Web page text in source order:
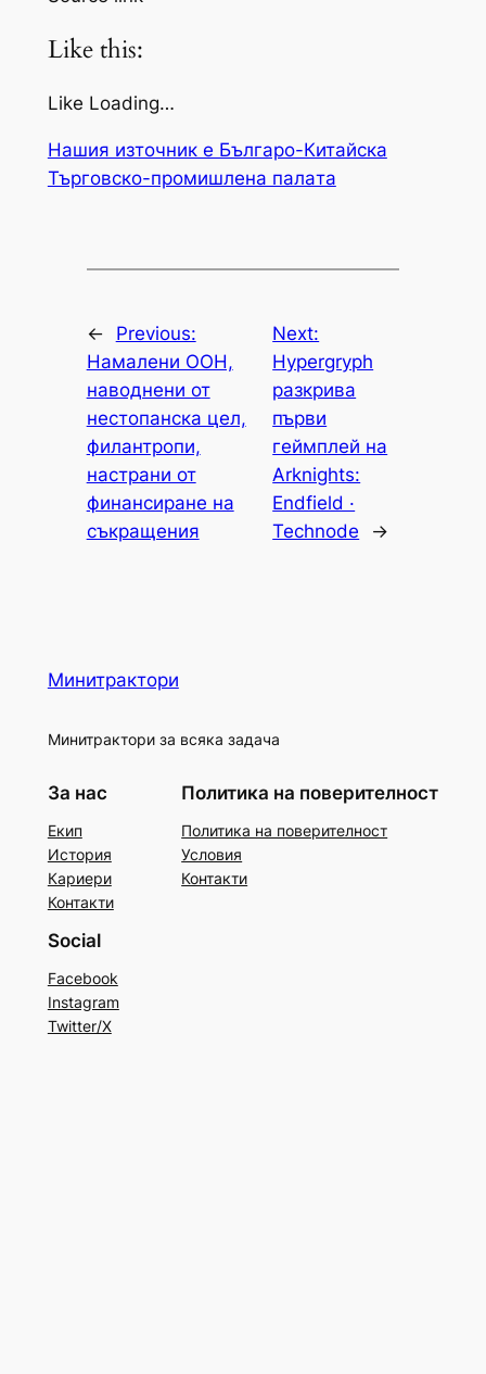
Like this:
Like Loading…
Нашия източник е Българо-Китайска
Търговско-промишлена палaта
←
Previous:
Намалени ООН,
наводнени от
нестопанска цел,
филантропи,
настрани от
финансиране на
съкращения
Next:
Hypergryph
разкрива
първи
геймплей на
Arknights:
Endfield ·
Technode
→
Минитрактори
Минитрактори за всяка задача
За нас
Екип
История
Кариери
Контакти
Политика на поверителност
Политика на поверителност
Условия
Контакти
Social
Facebook
Instagram
Twitter/X